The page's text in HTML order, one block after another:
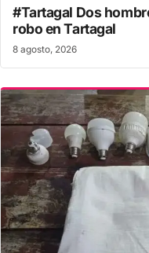
#Tartagal Dos
robo en Tartagal
8 agosto, 2026